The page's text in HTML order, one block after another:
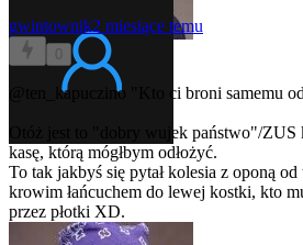
gwintownik2 miesiące temu
0
@ten_kapuczino "Kto ci broni samemu
Otóż jest to "dobry wujek państwo"/
kasę, którą mógłbym odłożyć.
To tak jakbyś się pytał kolesia z oponą
krowim łańcuchem do lewej kostki, kto
przez płotki XD.